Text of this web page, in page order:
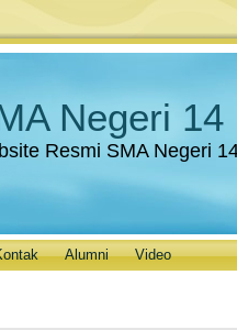
Negeri 14
Resmi SMA Negeri
Alumni Video